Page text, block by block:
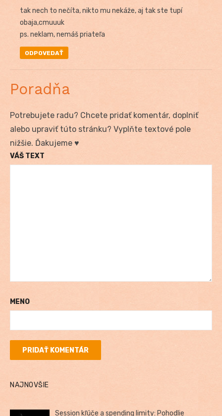
tak nech to nečíta, nikto mu nekáže, aj tak ste tupí
obaja,cmuuuk
ps. neklam, nemáš priateľa
ODPOVEDAŤ
Poradňa
Potrebujete radu? Chcete pridať komentár, doplniť
alebo upraviť túto stránku? Vyplňte textové pole
nižšie. Ďakujeme ♥
VÁŠ TEXT
MENO
NAJNOVŠIE
Session kľúče a spending limity: Pohodlie